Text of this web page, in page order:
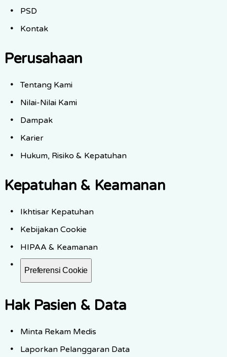
PSD
Kontak
Perusahaan
Tentang Kami
Nilai-Nilai Kami
Dampak
Karier
Hukum, Risiko & Kepatuhan
Kepatuhan & Keamanan
Ikhtisar Kepatuhan
Kebijakan Cookie
HIPAA & Keamanan
Preferensi Cookie
Hak Pasien & Data
Minta Rekam Medis
Laporkan Pelanggaran Data